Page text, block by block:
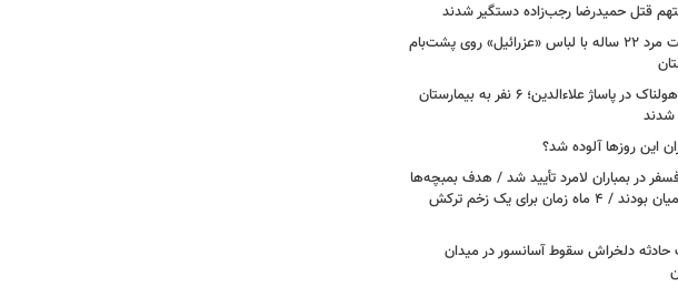
قتل حمیدرضا رجب‌زاده دستگیر شدند
بازداشت مرد ۲۲ ساله با لباس «عزرائیل» روی پشت‌بام
حادثه هولناک در پاساژ علاءالدین؛ ۶ نفر به بیمارستان
شدند
این روزها آلوده شد؟
در بمباران لامرد تأیید شد / هدف بمبچه‌ها
غیرنظامیان بودند / ۴ ماه زمان برای یک زخم ترکش
حادثه دلخراش سقوط آسانسور در میدان